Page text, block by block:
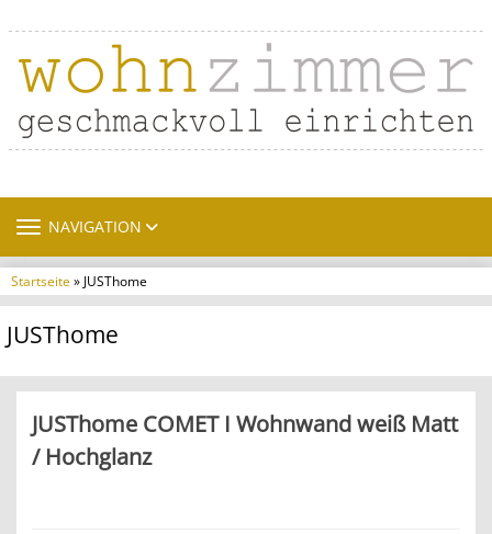
TOGGLE NAVIGATION
NAVIGATION
Startseite» JUSThome
JUSThome
JUSThome COMET I Wohnwand weiß Matt
/ Hochglanz